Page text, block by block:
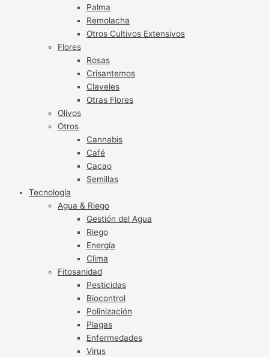
Palma
Remolacha
Otros Cultivos Extensivos
Flores
Rosas
Crisantemos
Claveles
Otras Flores
Olivos
Otros
Cannabis
Café
Cacao
Semillas
Tecnología
Agua & Riego
Gestión del Agua
Riego
Energía
Clima
Fitosanidad
Pesticidas
Biocontrol
Polinización
Plagas
Enfermedades
Virus